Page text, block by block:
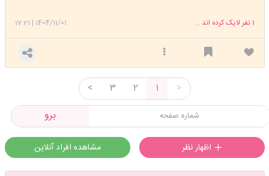
1404/11/01
|
17:21 1نفر لایک کرده اند ...
>
1
2
3
<
برو
مشاهده افراد آنلاین